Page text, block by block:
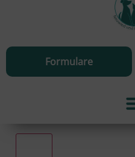
Formulare